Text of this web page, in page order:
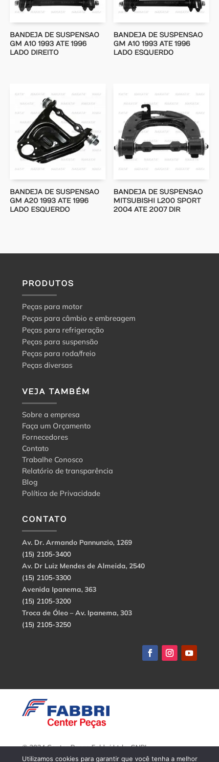
BANDEJA DE SUSPENSAO
GM A10 1993 ATE 1996
LADO DIREITO
BANDEJA DE SUSPENSAO
GM A10 1993 ATE 1996
LADO ESQUERDO
BANDEJA DE SUSPENSAO
GM A20 1993 ATE 1996
LADO ESQUERDO
BANDEJA DE SUSPENSAO
MITSUBISHI L200 SPORT
2004 ATE 2007 DIR
PRODUTOS
Peças para motor
Peças para câmbio e embreagem
Peças para refrigeração
Peças para suspensão
Peças para roda/freio
Peças diversas
VEJA TAMBÉM
Sobre a empresa
Faça um Orçamento
Fornecedores
Contato
Trabalhe Conosco
Relatório de transparência
Blog
Política de Privacidade
CONTATO
Av. Dr. Armando Pannunzio, 1269
(15) 2105-3400
Av. Dr Luiz Mendes de Almeida, 2540
(15) 2105-3300
Avenida Ipanema, 363
(15) 2105-3200
Troca de Óleo – Av. Ipanema, 303
(15) 2105-3250
© 2024 Center Peças Fabbri Ltda. CNPJ:
56.908.650/0001-94.
Utilizamos cookies para garantir que você tenha a melhor